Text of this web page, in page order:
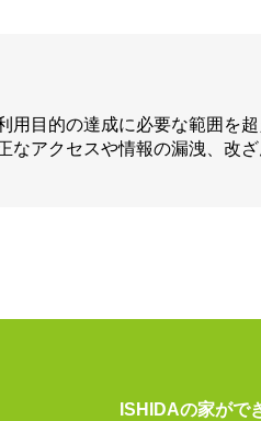
目的の達成に必要な範囲を
アクセスや情報の漏洩、改
ISHIDAの家がで